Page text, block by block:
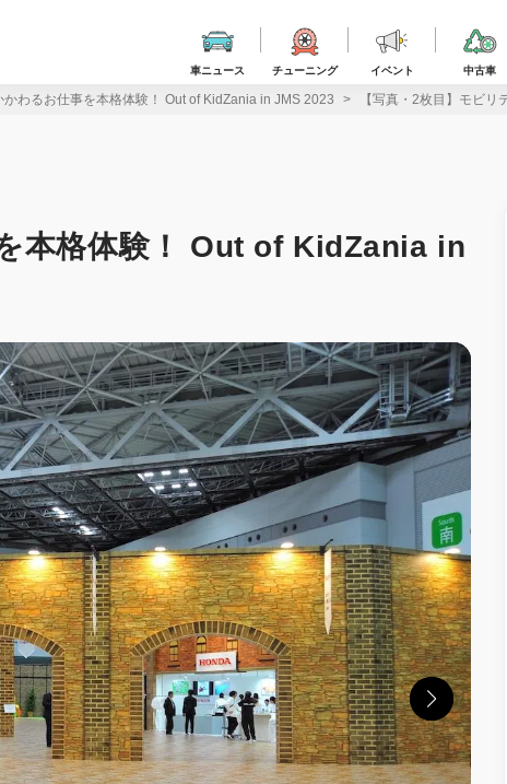
車ニュース チューニング イベント 中古車
かわるお仕事を本格体験！ Out of KidZania in JMS 2023 【写真・2枚目】モビ
本格体験！ Out of KidZania in